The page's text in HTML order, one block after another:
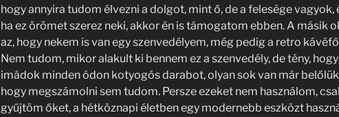
hogy annyira tudom élvezni a dolgot, mint ő, de a felesége vagyok,
ha ez örömet szerez neki, akkor én is támogatom ebben. A másik
az, hogy nekem is van egy szenvedélyem, még pedig a retro
Nem tudom, mikor alakult ki bennem ez a szenvedély, de tény, hogy
imádok minden ódon kotyogós darabot, olyan sok van már
hogy megszámolni sem tudom. Persze ezeket nem használom,
gyűjtöm őket, a hétköznapi életben egy modernebb eszközt